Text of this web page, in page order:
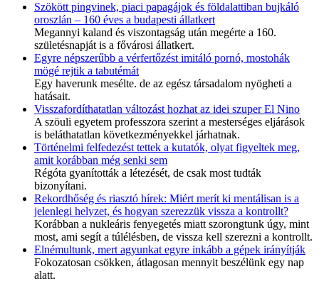
Szökött pingvinek, piaci papagájok és földalattiban bujkáló
oroszlán – 160 éves a budapesti állatkert
Megannyi kaland és viszontagság után megérte a 160.
születésnapját is a fővárosi állatkert.
Egyre népszerűbb a vérfertőzést imitáló pornó, mostohák
mögé rejtik a tabutémát
Egy haverunk mesélte. de az egész társadalom nyögheti a
hatásait.
Visszafordíthatatlan változást hozhat az idei szuper El Nino
A szöuli egyetem professzora szerint a mesterséges eljárások
is beláthatatlan következményekkel járhatnak.
Történelmi felfedezést tettek a kutatók, olyat figyeltek meg,
amit korábban még senki sem
Régóta gyanították a létezését, de csak most tudták
bizonyítani.
Rekordhőség és riasztó hírek: Miért merít ki mentálisan is a
jelenlegi helyzet, és hogyan szerezzük vissza a kontrollt?
Korábban a nukleáris fenyegetés miatt szorongtunk úgy, mint
most, ami segít a túlélésben, de vissza kell szerezni a kontrollt.
Elnémultunk, mert agyunkat egyre inkább a gépek irányítják
Fokozatosan csökken, átlagosan mennyit beszélünk egy nap
alatt.